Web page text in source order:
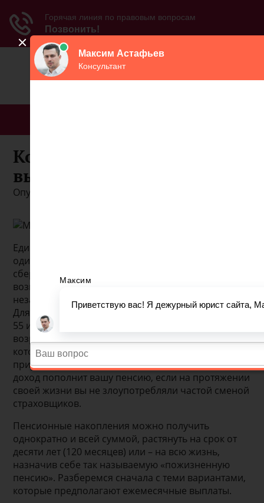
Кому в феврале пенсию
выплатят досрочно
Опубликовано: 05.08.2026
Единовременная выплата накопительной пенсии –
один из трех способов получить свои пенсионные
сбережения. Причем воспользоваться
возможностью получить всю сумму можно
независимо от повышения пенсионного возраста.
Для женщин и мужчин условия остались теми же –
55 и 60 лет соответственно. С наступлением этого
возраста вы можете обратиться в свой фонд,
который в идеале не только накопил, но и
приумножил ваши средства. Инвестиционный
доход пополнит вашу пенсию, если на протяжении
своей жизни вы не злоупотребляли частой сменой
страховщиков.
Пенсионные накопления можно получить
однократно и всей суммой, растянуть на срок от
десяти лет (120 месяцев) или – на всю жизнь,
назначив себе так называемую «пожизненную
пенсию». Разберемся сначала с теми вариантами,
которые предполагают ежемесячные выплаты.